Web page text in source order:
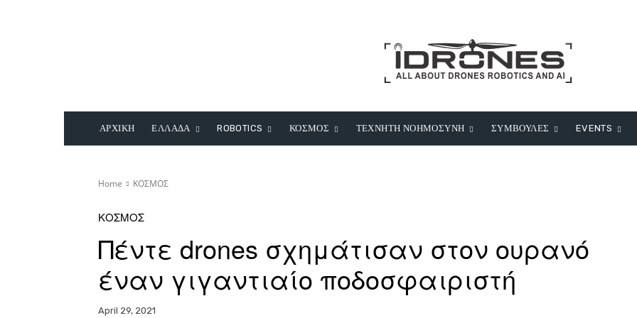
ΑΡΧΙΚΗ ΕΛΛΑΔΑ ROBOTICS ΚΟΣΜΟΣ ΤΕΧΝΗΤΗ ΝΟΗΜΟΣΥΝΗ ΣΥΜΒΟΥΛΕΣ EVENTS
Home ΚΟΣΜΟΣ
ΚΟΣΜΟΣ
Πέντε drones σχημάτισαν στον ουρανό
έναν γιγαντιαίο ποδοσφαιριστή
April 29, 2021